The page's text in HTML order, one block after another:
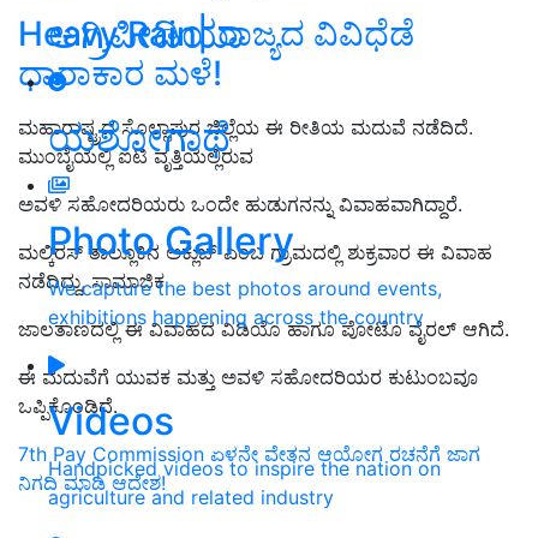
ಅಗ್ರಿಪೀಡಿಯಾ
ಯಶೋಗಾಥೆ
Photo Gallery
We capture the best photos around events,
exhibitions happening across the country
Videos
Handpicked videos to inspire the nation on
agriculture and related industry
Heavy Rain| ರಾಜ್ಯದ ವಿವಿಧೆಡೆ
ಧಾರಾಕಾರ ಮಳೆ!
ಮಹಾರಾಷ್ಟ್ರದ ಸೊಲ್ಲಾಪುರ ಜಿಲ್ಲೆಯ ಈ ರೀತಿಯ ಮದುವೆ ನಡೆದಿದೆ.
ಮುಂಬೈಯಲ್ಲಿ ಐಟಿ ವೃತ್ತಿಯಲ್ಲಿರುವ
ಅವಳಿ ಸಹೋದರಿಯರು ಒಂದೇ ಹುಡುಗನನ್ನು ವಿವಾಹವಾಗಿದ್ದಾರೆ.
ಮಲ್ಕಿರಸ್ ತಾಲ್ಲೂಕಿನ ಅಕ್ಲುಜ್ ಎಂಬ ಗ್ರಾಮದಲ್ಲಿ ಶುಕ್ರವಾರ ಈ ವಿವಾಹ
ನಡೆದಿದ್ದು, ಸಾಮಾಜಿಕ
ಜಾಲತಾಣದಲ್ಲಿ ಈ ವಿವಾಹದ ವಿಡಿಯೊ ಹಾಗೂ ಪೋಟೊ ವೈರಲ್‌ ಆಗಿದೆ.
ಈ ಮದುವೆಗೆ ಯುವಕ ಮತ್ತು ಅವಳಿ ಸಹೋದರಿಯರ ಕುಟುಂಬವೂ
ಒಪ್ಪಿಕೊಂಡಿದೆ.
7th Pay Commission ಏಳನೇ ವೇತನ ಆಯೋಗ ರಚನೆಗೆ ಜಾಗ
ನಿಗದಿ ಮಾಡಿ ಆದೇಶ!